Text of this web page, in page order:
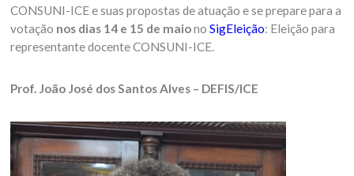
CONSUNI-ICE e suas propostas de atuação e se prepare para a
votação nos dias 14 e 15 de maionoSigEleição: Eleição para
representante docente CONSUNI-ICE.
Prof. João José dos Santos Alves – DEFIS/ICE